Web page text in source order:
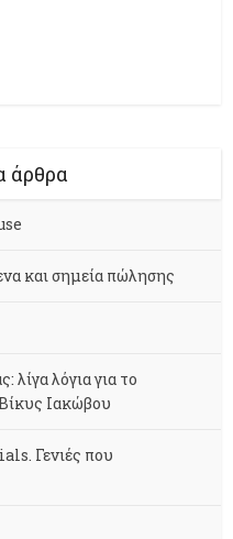
άρθρα
και σημεία πώλησης
λίγα λόγια για το
Ιακώβου
Γενιές που